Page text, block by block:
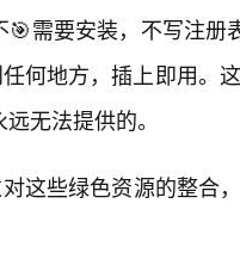
🎯需要安装，不写注
何地方，插上即用。
无法提供的。
这些绿色资源的整合